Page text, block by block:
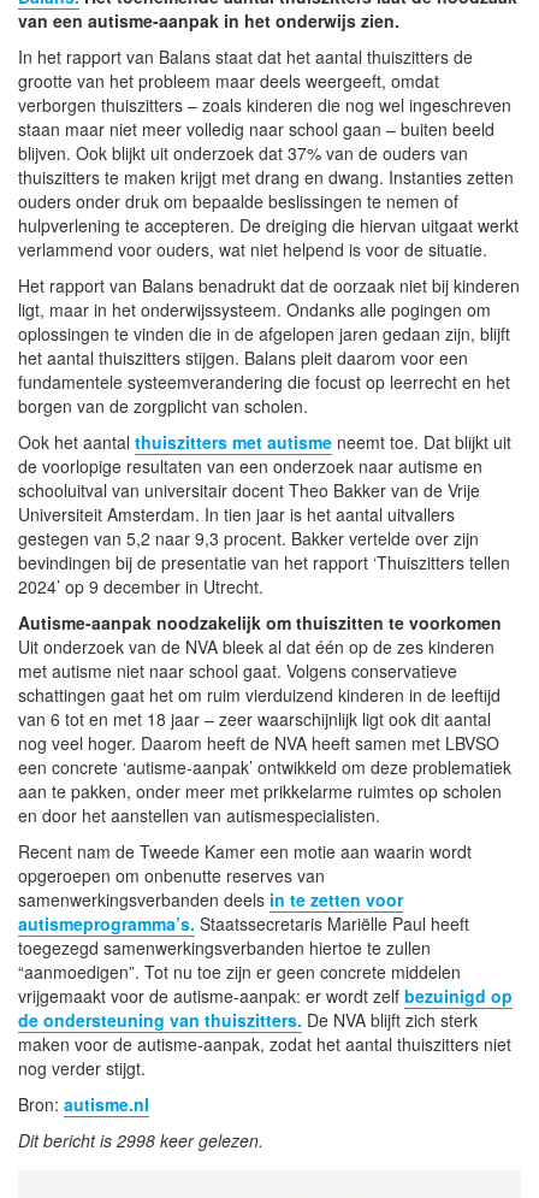
van een autisme-aanpak in het onderwijs zien.
In het rapport van Balans staat dat het aantal thuiszitters de
grootte van het probleem maar deels weergeeft, omdat
verborgen thuiszitters – zoals kinderen die nog wel ingeschreven
staan maar niet meer volledig naar school gaan – buiten beeld
blijven. Ook blijkt uit onderzoek dat 37% van de ouders van
thuiszitters te maken krijgt met drang en dwang. Instanties zetten
ouders onder druk om bepaalde beslissingen te nemen of
hulpverlening te accepteren. De dreiging die hiervan uitgaat werkt
verlammend voor ouders, wat niet helpend is voor de situatie.
Het rapport van Balans benadrukt dat de oorzaak niet bij kinderen
ligt, maar in het onderwijssysteem. Ondanks alle pogingen om
oplossingen te vinden die in de afgelopen jaren gedaan zijn, blijft
het aantal thuiszitters stijgen. Balans pleit daarom voor een
fundamentele systeemverandering die focust op leerrecht en het
borgen van de zorgplicht van scholen.
Ook het aantal thuiszitters met autisme neemt toe. Dat blijkt uit
de voorlopige resultaten van een onderzoek naar autisme en
schooluitval van universitair docent Theo Bakker van de Vrije
Universiteit Amsterdam. In tien jaar is het aantal uitvallers
gestegen van 5,2 naar 9,3 procent. Bakker vertelde over zijn
bevindingen bij de presentatie van het rapport ‘Thuiszitters tellen
2024’ op 9 december in Utrecht.
Autisme-aanpak noodzakelijk om thuiszitten te voorkomen
Uit onderzoek van de NVA bleek al dat één op de zes kinderen
met autisme niet naar school gaat. Volgens conservatieve
schattingen gaat het om ruim vierduizend kinderen in de leeftijd
van 6 tot en met 18 jaar – zeer waarschijnlijk ligt ook dit aantal
nog veel hoger. Daarom heeft de NVA heeft samen met LBVSO
een concrete ‘autisme-aanpak’ ontwikkeld om deze problematiek
aan te pakken, onder meer met prikkelarme ruimtes op scholen
en door het aanstellen van autismespecialisten.
Recent nam de Tweede Kamer een motie aan waarin wordt
opgeroepen om onbenutte reserves van
samenwerkingsverbanden deels in te zetten voor
autismeprogramma’s. Staatssecretaris Mariëlle Paul heeft
toegezegd samenwerkingsverbanden hiertoe te zullen
“aanmoedigen”. Tot nu toe zijn er geen concrete middelen
vrijgemaakt voor de autisme-aanpak: er wordt zelf bezuinigd op
de ondersteuning van thuiszitters. De NVA blijft zich sterk
maken voor de autisme-aanpak, zodat het aantal thuiszitters niet
nog verder stijgt.
Bron: autisme.nl
Dit bericht is 2998 keer gelezen.